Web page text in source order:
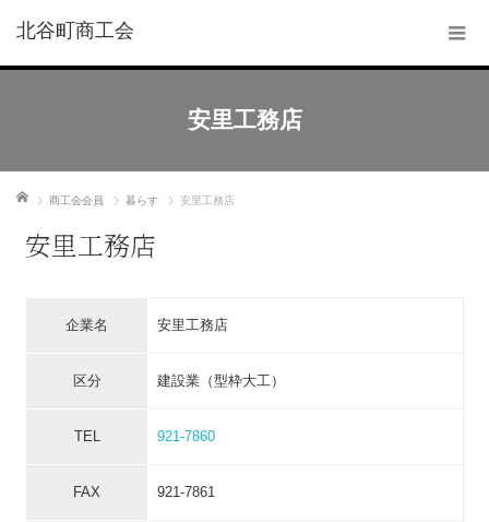
北谷町商工会
安里工務店
ホーム 商工会会員 暮らす 安里工務店
安里工務店
企業名 安里工務店
区分 建設業（型枠大工）
TEL 921-7860
FAX 921-7861